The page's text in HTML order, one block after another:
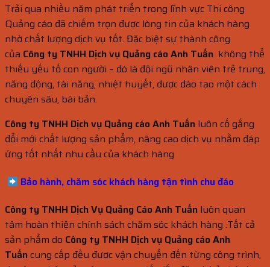
Trải qua nhiều năm phát triển trong lĩnh vực Thi công
Quảng cáo đã chiếm trọn được lòng tin của khách hàng
nhờ chất lượng dịch vụ tốt. Đặc biệt sự thành công
của Công ty TNHH Dịch vụ Quảng cáo Anh Tuấn không thể
thiếu yếu tố con người – đó là đội ngũ nhân viên trẻ trung,
năng động, tài năng, nhiệt huyết, được đào tạo một cách
chuyên sâu, bài bản.
Công ty TNHH Dịch vụ Quảng cáo Anh Tuấn luôn cố gắng
đổi mới chất lượng sản phẩm, nâng cao dịch vụ nhằm đáp
ứng tốt nhất nhu cầu của khách hàng
Bảo hành, chăm sóc khách hàng tận tình chu đáo
Công ty TNHH Dịch Vụ Quảng Cáo Anh Tuấn luôn quan
tâm hoàn thiện chính sách chăm sóc khách hàng .Tất cả
sản phẩm do Công ty TNHH Dịch vụ Quảng cáo Anh
Tuấncung cấp đều đươc vận chuyển đến từng công trình,